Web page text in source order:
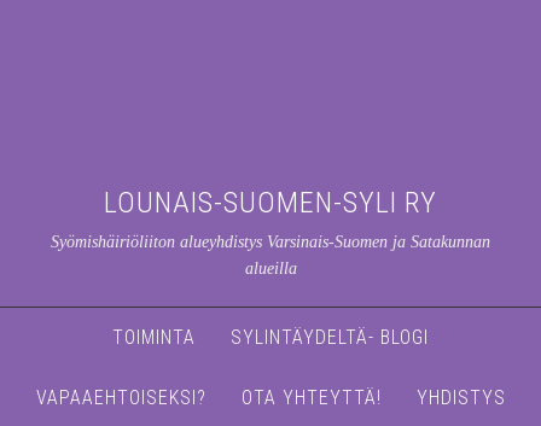
LOUNAIS-SUOMEN-SYLI RY
Syömishäiriöliiton alueyhdistys Varsinais-Suomen ja Satakunnan
alueilla
TOIMINTA SYLINTÄYDELTÄ- BLOGI
VAPAAEHTOISEKSI? OTA YHTEYTTÄ! YHDISTYS